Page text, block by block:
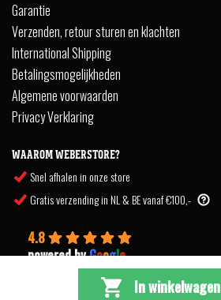
In winkelwagen
Garantie
Verzenden, retour sturen en klachten
International Shipping
Betalingsmogelijkheden
Algemene voorwaarden
Privacy Verklaring
WAAROM WEBERSTORE?
Snel afhalen in onze store
Gratis verzending in NL & BE vanaf €100,-
4.8
powered byGoogle